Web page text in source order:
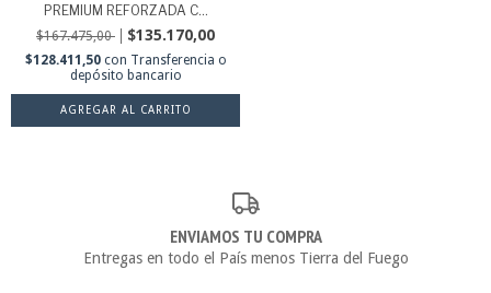
PREMIUM REFORZADA C...
$167.475,00 $135.170,00
$128.411,50 con Transferencia o
depósito bancario
AGREGAR AL CARRITO
ENVIAMOS TU COMPRA
Entregas en todo el País menos Tierra del Fuego